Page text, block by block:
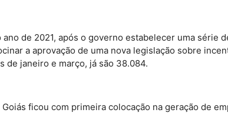
ano de 2021, após o governo estabelecer uma
a aprovação de uma nova legislação sobre
de janeiro e março, já são 38.084.
ficou com primeira colocação na geração de